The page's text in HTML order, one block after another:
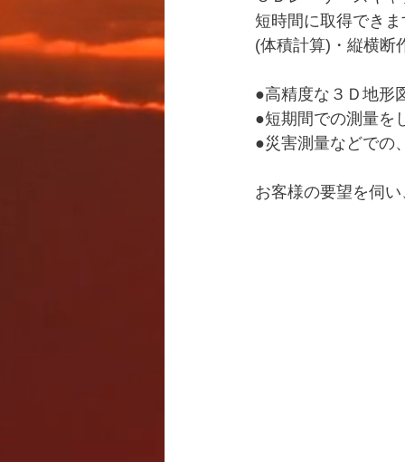
短時間に取得でき
(体積計算)・縦横断
●高精度な３Ｄ地形
●短期間での測量を
●災害測量などでの
お客様の要望を伺